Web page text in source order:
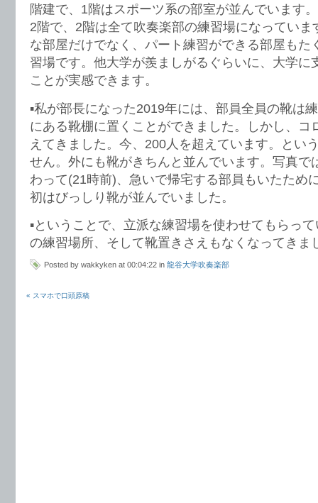
階建で、1階はスポーツ系の部室が並んでいます
2階で、2階は全て吹奏楽部の練習場になっていま
な部屋だけでなく、パート練習ができる部屋もた
習場です。他大学が羨ましがるぐらいに、大学に
ことが実感できます。
▪️私が部長になった2019年には、部員全員の靴は
にある靴棚に置くことができました。しかし、コ
えてきました。今、200人を超えています。とい
せん。外にも靴がきちんと並んでいます。写真で
わって(21時前)、急いで帰宅する部員もいたため
初はびっしり靴が並んでいました。
▪️ということで、立派な練習場を使わせてもらっ
の練習場所、そして靴置きさえもなくなってき
Posted by wakkyken at 00:04:22 in 龍谷大学吹奏楽部
« スマホで口頭原稿